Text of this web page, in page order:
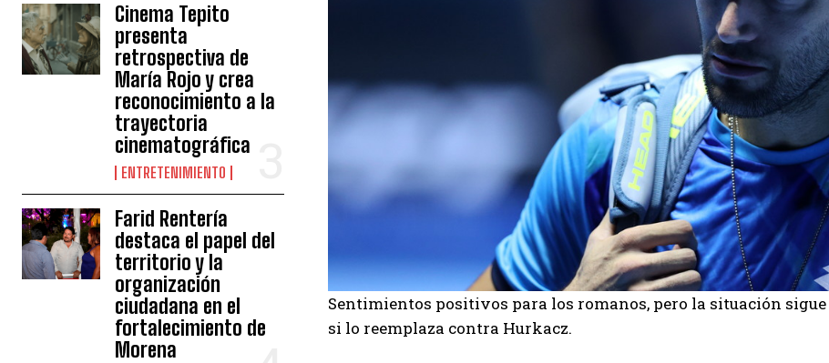
Cinema Tepito
presenta
retrospectiva de
María Rojo y crea
reconocimiento a la
trayectoria
cinematográfica
ENTRETENIMIENTO
Farid Rentería
destaca el papel del
territorio y la
organización
ciudadana en el
fortalecimiento de
Morena
Sentimientos positivos para los romanos, pero la situación
si lo reemplaza contra Hurkacz.